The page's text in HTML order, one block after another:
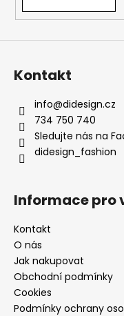
Kontakt
info@didesign.cz
734 750 740
Sledujte nás na
didesign_fashion
Informace pro
Kontakt
O nás
Jak nakupovat
Obchodní podmínky
Cookies
Podmínky ochrany